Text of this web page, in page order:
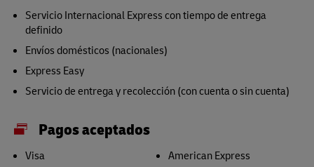
Servicio Internacional Express con tiempo de entrega
definido
Envíos domésticos (nacionales)
Express Easy
Servicio de entrega y recolección (con cuenta o sin cuenta)
Pagos aceptados
Visa
American Express